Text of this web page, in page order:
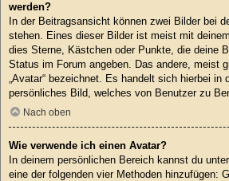
werden?
In der Beitragsansicht können zwei Bilder bei
stehen. Eines dieser Bilder ist meist mit
dies Sterne, Kästchen oder Punkte, die deine
Status im Forum angeben. Das andere, meist
„Avatar“ bezeichnet. Es handelt sich hierbei in
persönliches Bild, welches von Benutzer zu
Nach oben
Wie verwende ich einen Avatar?
In deinem persönlichen Bereich kannst du
eine der folgenden vier Methoden hinzufügen: